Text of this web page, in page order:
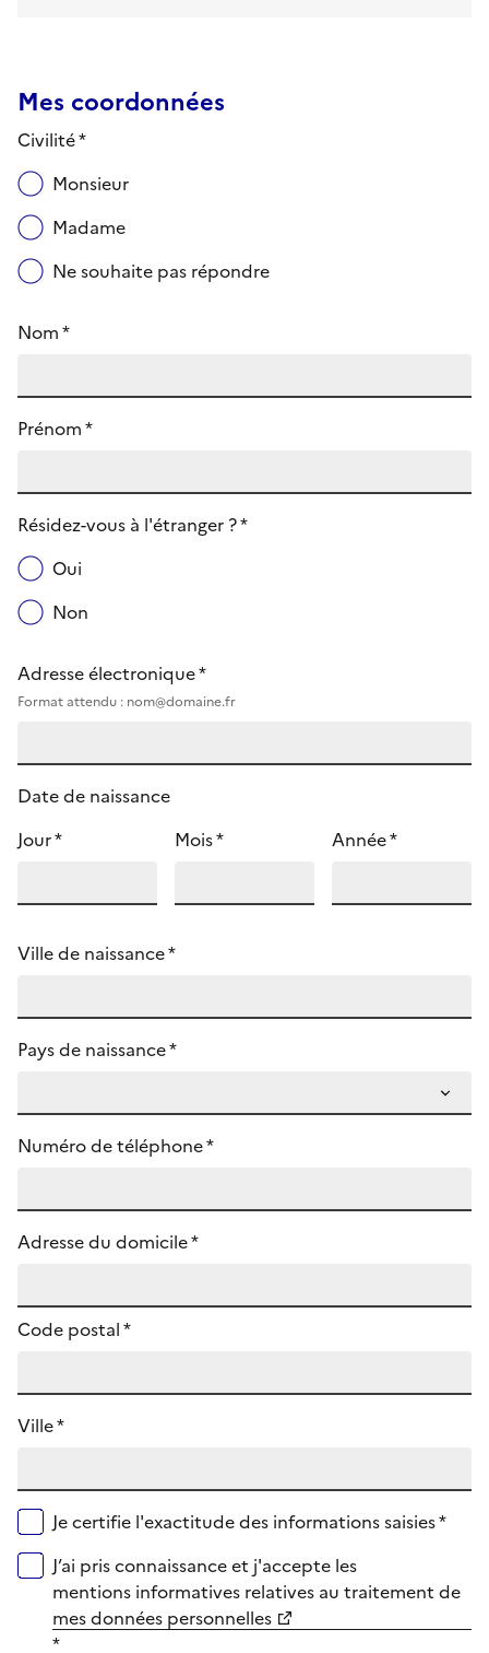
Mes coordonnées
Civilité *
Monsieur
Madame
Ne souhaite pas répondre
Nom *
Prénom *
Résidez-vous à l'étranger ? *
Oui
Non
Adresse électronique *
Format attendu : nom@domaine.fr
Date de naissance
Jour *
Mois * Année *
Ville de naissance *
Pays de naissance *
Numéro de téléphone *
Adresse du domicile *
Code postal*
Ville *
Je certifie l'exactitude des informations saisies *
J’ai pris connaissance et j'accepte les
mentions informatives relatives au traitement de
mes données personnelles
*